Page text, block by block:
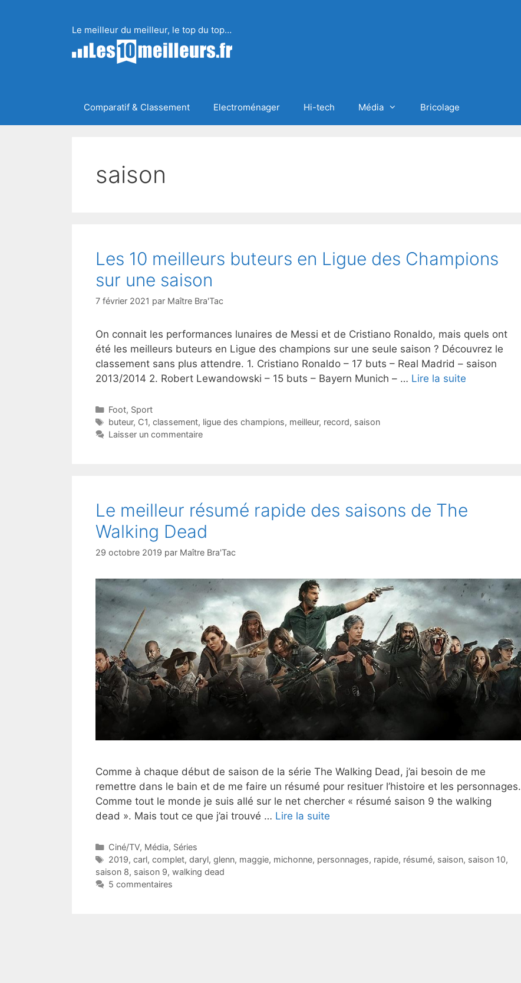
Le meilleur du meilleur, le top du top…
Comparatif & Classement Electroménager Hi-tech Média Bricolage
saison
Les 10 meilleurs buteurs en Ligue des Champions
sur une saison
7 février 2021 par Maître Bra'Tac
On connait les performances lunaires de Messi et de Cristiano Ronaldo, mais quels ont
été les meilleurs buteurs en Ligue des champions sur une seule saison ? Découvrez le
classement sans plus attendre. 1. Cristiano Ronaldo – 17 buts – Real Madrid – saison
2013/2014 2. Robert Lewandowski – 15 buts – Bayern Munich – … Lire la suite
Catégories
Foot, Sport
Étiquettes
buteur, C1, classement, ligue des champions, meilleur, record, saison
Laisser un commentaire
Le meilleur résumé rapide des saisons de The
Walking Dead
29 octobre 2019 par Maître Bra'Tac
Comme à chaque début de saison de la série The Walking Dead, j’ai besoin de me
remettre dans le bain et de me faire un résumé pour resituer l’histoire et les personnages.
Comme tout le monde je suis allé sur le net chercher « résumé saison 9 the walking
dead ». Mais tout ce que j’ai trouvé … Lire la suite
Catégories
Ciné/TV, Média, Séries
Étiquettes
2019, carl, complet, daryl, glenn, maggie, michonne, personnages, rapide, résumé, saison, saison 10,
saison 8, saison 9, walking dead
5 commentaires